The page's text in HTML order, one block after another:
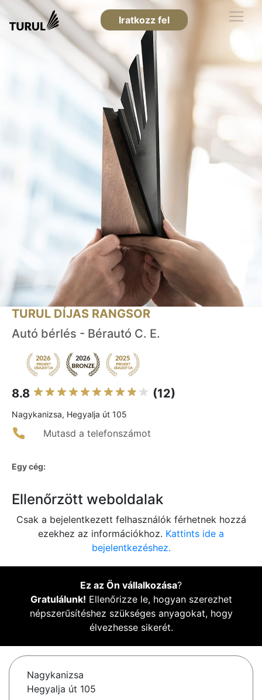
Iratkozz fel
TURUL DÍJAS RANGSOR
Autó bérlés - Bérautó C. E.
8.8 (12)
Nagykanizsa, Hegyalja út 105
Mutasd a telefonszámot
Egy cég:
Ellenőrzött weboldalak
Csak a bejelentkezett felhasználók férhetnek hozzá
ezekhez az információkhoz. Kattints ide a
bejelentkezéshez.
Ez az Ön vállalkozása?
Gratulálunk! Ellenőrizze le, hogyan szerezhet
népszerűsítéshez szükséges anyagokat, hogy
élvezhesse sikerét.
Nagykanizsa
Hegyalja út 105